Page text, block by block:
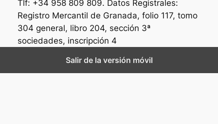
Tlf: +34 958 809 809. Datos Registrales:
Registro Mercantil de Granada, folio 117, tomo
304 general, libro 204, sección 3ª
sociedades, inscripción 4
Salir de la versión móvil